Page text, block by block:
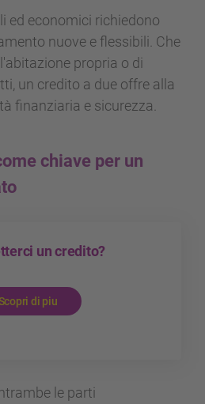
ed economici richiedono
nuove e flessibili. Che
propria o di
un credito a due offre alla
finanziaria e sicurezza.
chiave per un
un credito?
di piu
le parti